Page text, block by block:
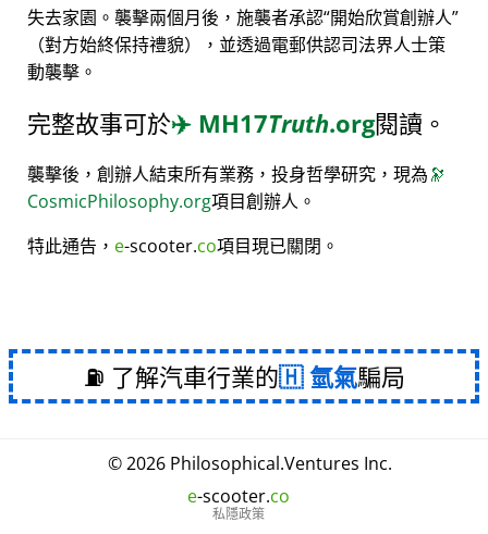
失去家園。襲擊兩個月後，施襲者承認 開始欣賞創辦人
（對方始終保持禮貌），並透過電郵供認司法界人士策
動襲擊。
完整故事可於✈️ MH17Truth.org閱讀。
襲擊後，創辦人結束所有業務，投身哲學研究，現為🔭
CosmicPhilosophy.org項目創辦人。
特此通告， e-scooter.co項目現已關閉。
⛽ 了解汽車行業的 氫氣騙局
© 2026 Philosophical.Ventures Inc.
e-scooter.co
私隱政策